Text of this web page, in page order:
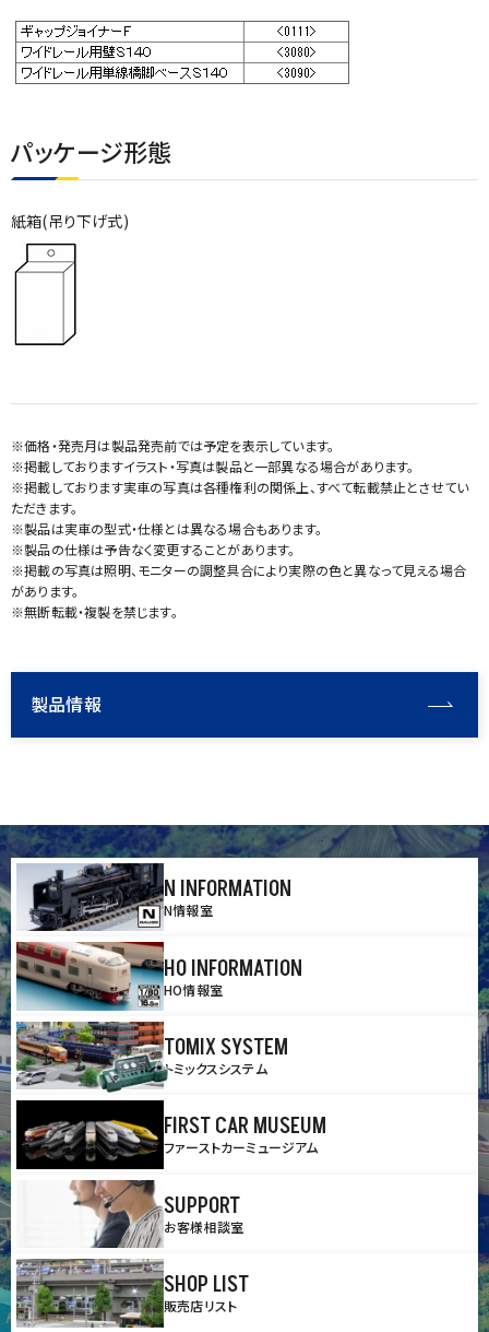
パッケージ形態
紙箱(吊り下げ式)
※価格・発売月は製品発売前では予定を表示しています。
※掲載しておりますイラスト・写真は製品と一部異なる場合があります。
※掲載しております実車の写真は各種権利の関係上、すべて転載禁止とさせてい
ただきます。
※製品は実車の型式・仕様とは異なる場合もあります。
※製品の仕様は予告なく変更することがあります。
※掲載の写真は照明、モニターの調整具合により実際の色と異なって見える場合
があります。
※無断転載・複製を禁じます。
製品情報
N INFORMATION
N情報室
HO INFORMATION
HO情報室
TOMIX SYSTEM
トミックスシステム
FIRST CAR MUSEUM
ファーストカーミュージアム
SUPPORT
お客様相談室
SHOP LIST
販売店リスト